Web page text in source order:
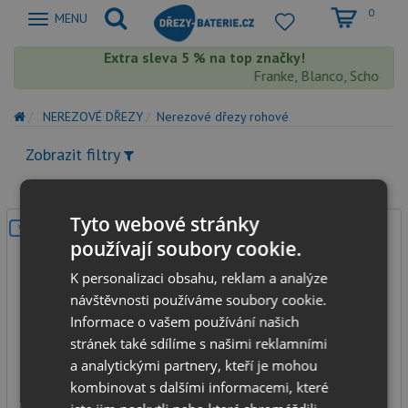
Zobrazit
MENU 0
Extra sleva 5 % na top značky!
Franke, Blanco, Schock,
NEREZOVÉ DŘEZY Nerezové dřezy rohové
Zobrazit filtry
V SETU
Foster SILVANA 76 tkaná struktura
Tyto webové stránky
používají soubory cookie.
K personalizaci obsahu, reklam a analýze
návštěvnosti používáme soubory cookie.
Informace o vašem používání našich
stránek také sdílíme s našimi reklamními
a analytickými partnery, kteří je mohou
kombinovat s dalšími informacemi, které